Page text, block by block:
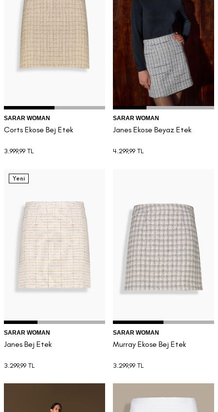
SARAR WOMAN
Corts Ekose Bej Etek
3.999,99 TL
SARAR WOMAN
Janes Ekose Beyaz Etek
4.299,99 TL
Yeni
SARAR WOMAN
Janes Bej Etek
3.299,99 TL
SARAR WOMAN
Murray Ekose Bej Etek
3.299,99 TL